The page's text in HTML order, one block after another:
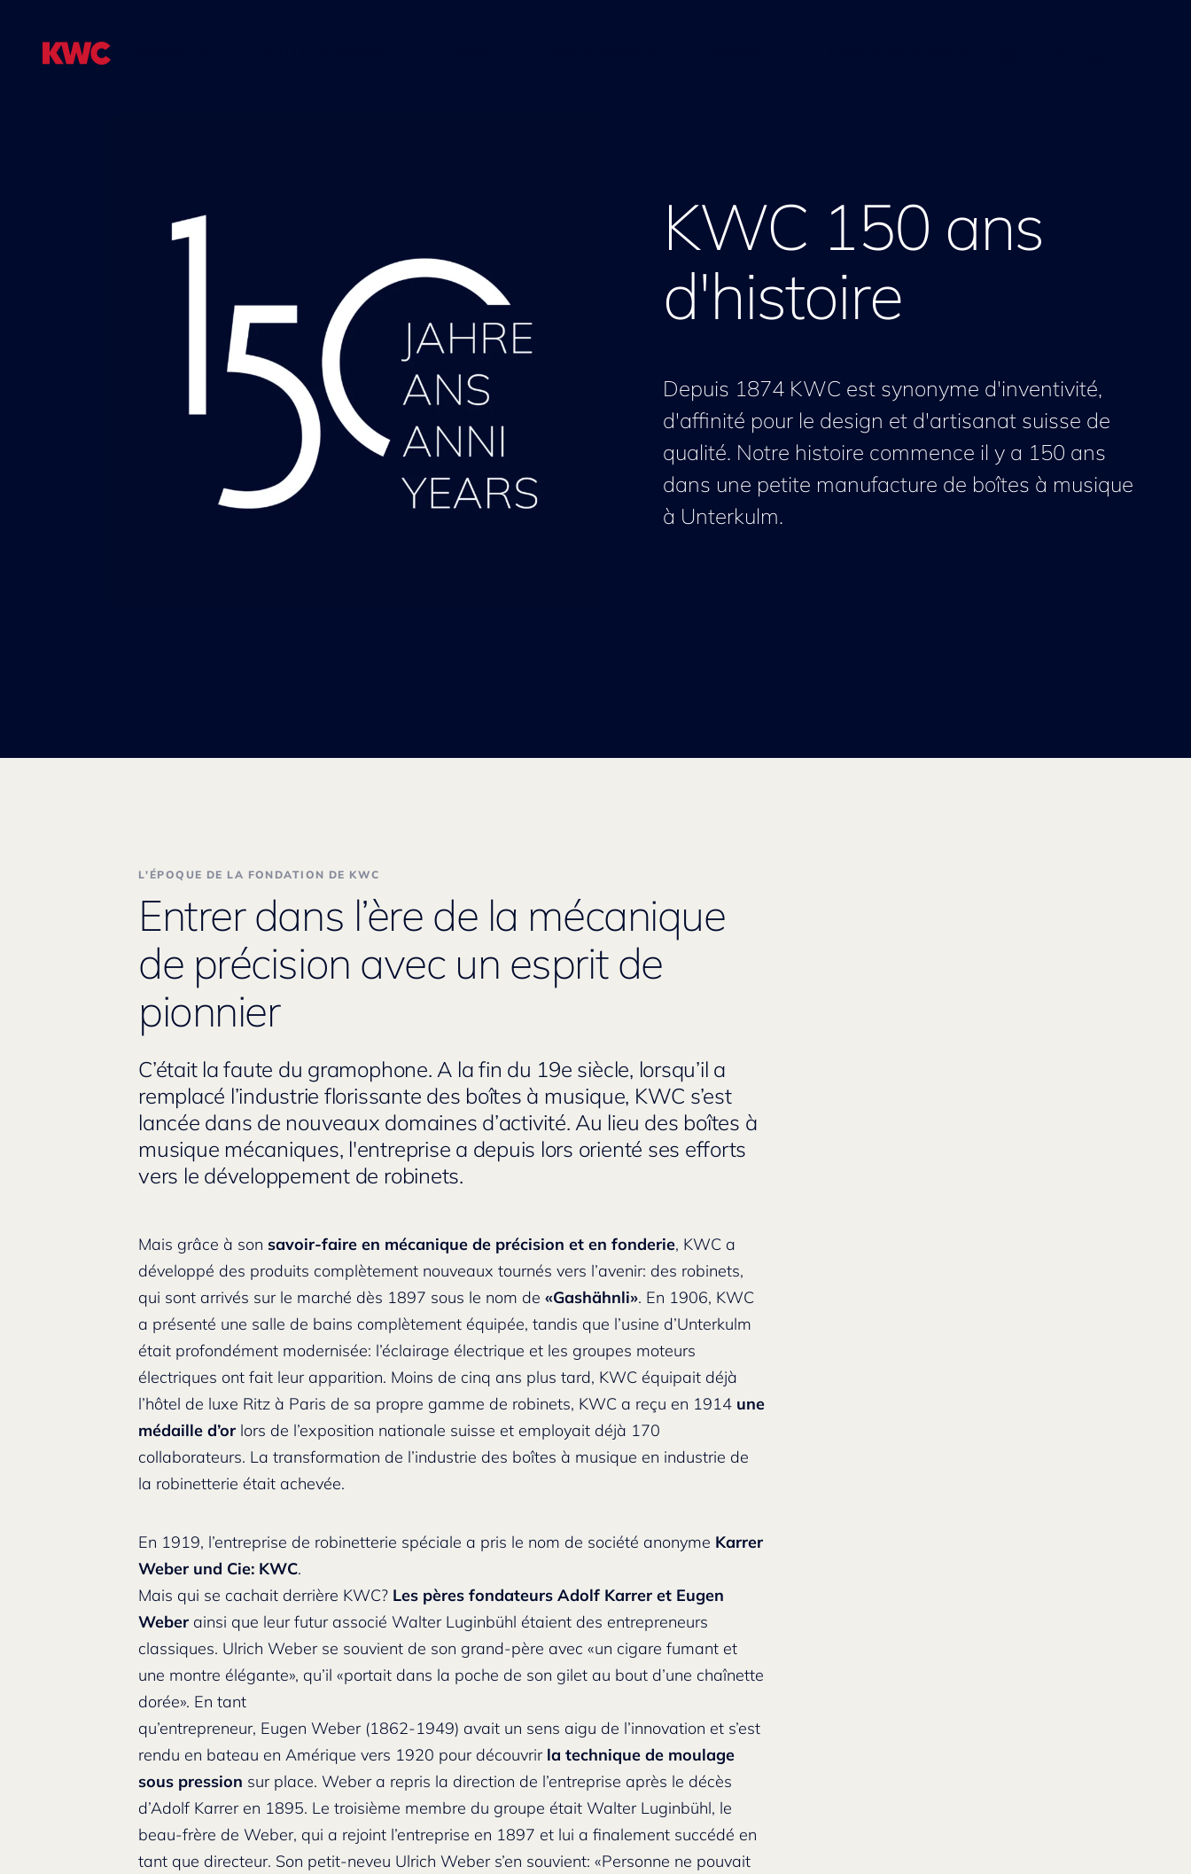
KWC 150 ans
d'histoire
Depuis 1874 KWC est synonyme d'inventivité,
d'affinité pour le design et d'artisanat suisse de
qualité. Notre histoire commence il y a 150 ans
dans une petite manufacture de boîtes à musique
à Unterkulm.
L'ÉPOQUE DE LA FONDATION DE KWC
Entrer dans l’ère de la mécanique
de précision avec un esprit de
pionnier
C’était la faute du gramophone. A la fin du 19e siècle, lorsqu’il a
remplacé l’industrie florissante des boîtes à musique, KWC s’est
lancée dans de nouveaux domaines d’activité. Au lieu des boîtes à
musique mécaniques, l'entreprise a depuis lors orienté ses efforts
vers le développement de robinets.
Mais grâce à son savoir-faire en mécanique de précision et en fonderie, KWC a
développé des produits complètement nouveaux tournés vers l’avenir: des robinets,
qui sont arrivés sur le marché dès 1897 sous le nom de «Gashähnli». En 1906, KWC
a présenté une salle de bains complètement équipée, tandis que l’usine d’Unterkulm
était profondément modernisée: l’éclairage électrique et les groupes moteurs
électriques ont fait leur apparition. Moins de cinq ans plus tard, KWC équipait déjà
l’hôtel de luxe Ritz à Paris de sa propre gamme de robinets, KWC a reçu en 1914 une
médaille d’or lors de l’exposition nationale suisse et employait déjà 170
collaborateurs. La transformation de l’industrie des boîtes à musique en industrie de
la robinetterie était achevée.
En 1919, l’entreprise de robinetterie spéciale a pris le nom de société anonyme Karrer
Weber und Cie: KWC.
Mais qui se cachait derrière KWC? Les pères fondateurs Adolf Karrer et Eugen
Weber ainsi que leur futur associé Walter Luginbühl étaient des entrepreneurs
classiques. Ulrich Weber se souvient de son grand-père avec «un cigare fumant et
une montre élégante», qu’il «portait dans la poche de son gilet au bout d’une chaînette
dorée». En tant
qu’entrepreneur, Eugen Weber (1862-1949) avait un sens aigu de l’innovation et s’est
rendu en bateau en Amérique vers 1920 pour découvrir la technique de moulage
sous pression sur place. Weber a repris la direction de l’entreprise après le décès
d’Adolf Karrer en 1895. Le troisième membre du groupe était Walter Luginbühl, le
beau-frère de Weber, qui a rejoint l’entreprise en 1897 et lui a finalement succédé en
tant que directeur. Son petit-neveu Ulrich Weber s’en souvient: «Personne ne pouvait